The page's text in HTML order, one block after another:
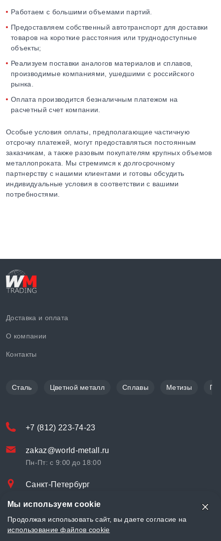
Работаем с большими объемами партий.
Предоставляем собственный автотранспорт для доставки
товаров на короткие расстояния или труднодоступные
объекты;
Реализуем поставки аналогов материалов и сплавов,
производимые компаниями, ушедшими с российского
рынка.
Оплата производится безналичным платежом на
расчетный счет компании.
Особые условия оплаты, предполагающие частичную
отсрочку платежей, могут предоставляться постоянным
заказчикам, а также разовым покупателям крупных объемов
металлопроката. Мы стремимся к долгосрочному
партнерству с нашими клиентами и готовы обсудить
индивидуальные условия в соответствии с вашими
потребностями.
Доставка и оплата
О компании
Контакты
Сталь Цветной металл Сплавы Метизы
+7 (812) 223-74-23
zakaz@world-metall.ru
Пн-Пт: с 9:00 до 18:00
Санкт-Петербург
© «World Metall» 2025, Разработка и комплексное продвижение
"LCAgency"
Мы используем cookie
Продолжая использовать сайт, вы даете согласие на
использование файлов cookie